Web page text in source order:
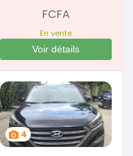
FCFA
En vente
Voir détails
4